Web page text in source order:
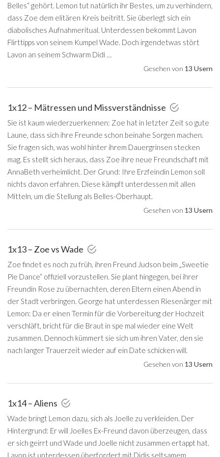
Belles“ gehört. Lemon tut natürlich ihr Bestes, um zu verhindern,
dass Zoe dem elitären Kreis beitritt. Sie überlegt sich ein
diabolisches Aufnahmeritual. Unterdessen bekommt Lavon
Flirttipps von seinem Kumpel Wade. Doch irgendetwas stört
Lavon an seinem Schwarm Didi …
Gesehen von 13 Usern
1x12 – Mätressen und Missverständnisse
Sie ist kaum wiederzuerkennen: Zoe hat in letzter Zeit so gute
Laune, dass sich ihre Freunde schon beinahe Sorgen machen.
Sie fragen sich, was wohl hinter ihrem Dauergrinsen stecken
mag. Es stellt sich heraus, dass Zoe ihre neue Freundschaft mit
AnnaBeth verheimlicht. Der Grund: Ihre Erzfeindin Lemon soll
nichts davon erfahren. Diese kämpft unterdessen mit allen
Mitteln, um die Stellung als Belles-Oberhaupt.
Gesehen von 13 Usern
1x13 – Zoe vs Wade
Zoe findet es noch zu früh, ihren Freund Judson beim „Sweetie
Pie Dance“ offiziell vorzustellen. Sie plant hingegen, bei ihrer
Freundin Rose zu übernachten, deren Eltern einen Abend in
der Stadt verbringen. George hat unterdessen Riesenärger mit
Lemon: Da er einen Termin für die Vorbereitung der Hochzeit
verschläft, bricht für die Braut in spe mal wieder eine Welt
zusammen. Dennoch kümmert sie sich um ihren Vater, den sie
nach langer Trauerzeit wieder auf ein Date schicken will.
Gesehen von 13 Usern
1x14 – Aliens
Wade bringt Lemon dazu, sich als Joelle zu verkleiden. Der
Hintergrund: Er will Joelles Ex-Freund davon überzeugen, dass
er sich geirrt und Wade und Joelle nicht zusammen ertappt hat.
Lavon ist unterdessen überfordert mit Didis seltsamem